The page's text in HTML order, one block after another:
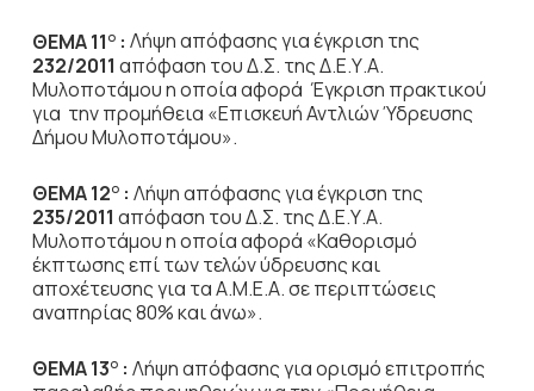
ΘΕΜΑ 11 Ο: Λήψη απόφασης για έγκριση της
232/2011 απόφαση του Δ.Σ. της Δ.Ε.Υ.Α.
Μυλοποτάμου η οποία αφορά Έγκριση πρακτικού
για την προμήθεια «Επισκευή Αντλιών Ύδρευσης
Δήμου Μυλοποτάμου».
ΘΕΜΑ 12Ο: Λήψη απόφασης για έγκριση της
235/2011 απόφαση του Δ.Σ. της Δ.Ε.Υ.Α.
Μυλοποτάμου η οποία αφορά «Καθορισμό
έκπτωσης επί των τελών ύδρευσης και
αποχέτευσης για τα Α.Μ.Ε.Α. σε περιπτώσεις
αναπηρίας 80% και άνω».
ΘΕΜΑ 13Ο: Λήψη απόφασης για ορισμό επιτροπής